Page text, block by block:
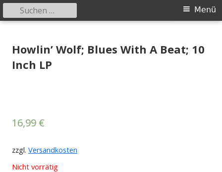
zum
Primäres
Menü
Suchen
nach:
Howlin’ Wolf; Blues With A Beat; 10
Inch LP
16,99 €
zzgl. Versandkosten
Nicht vorrätig